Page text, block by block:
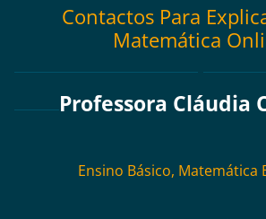
Contactos Para
Matemática
Professora Cláudia
Ensino Básico, Matemática